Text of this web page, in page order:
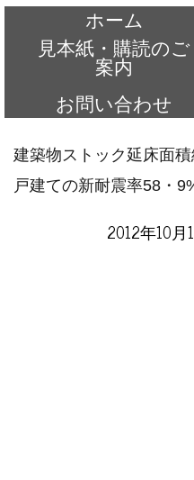
ホーム
見本紙・購読のご
案内
お問い合わせ
建築物ストック延床面
戸建ての新耐震率58・
2012年10月